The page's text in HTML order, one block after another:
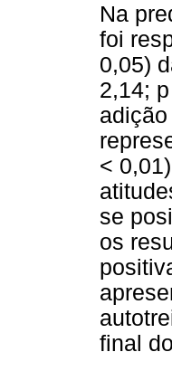
Na
foi
0,05)
2,14;
<
se
os
final